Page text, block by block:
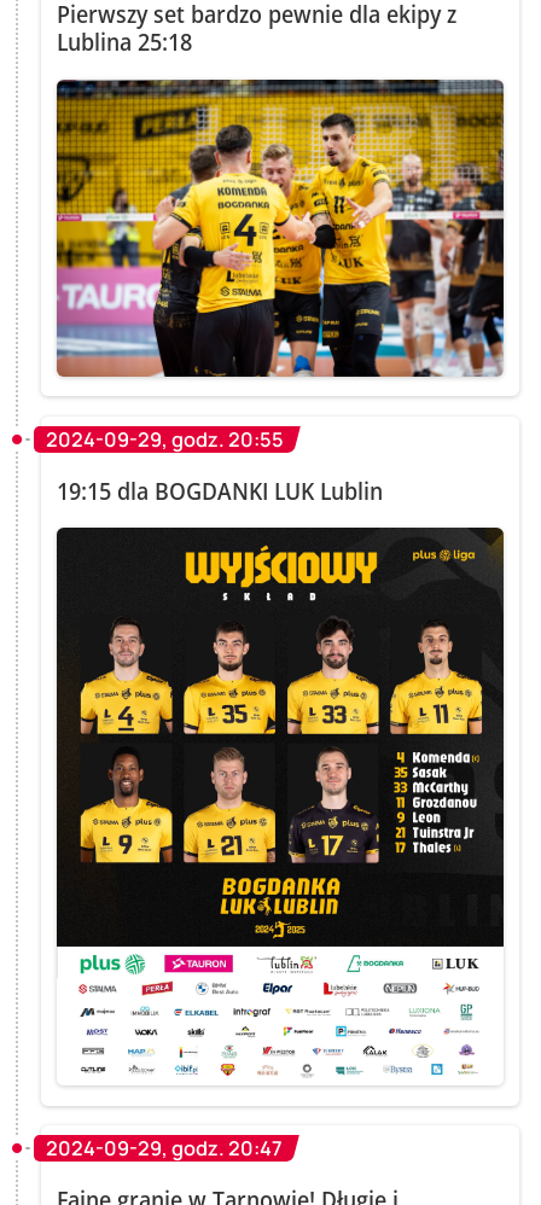
Pierwszy set bardzo pewnie dla ekipy z
Lublina 25:18
2024-09-29, godz. 20:55
19:15 dla BOGDANKI LUK Lublin
2024-09-29, godz. 20:47